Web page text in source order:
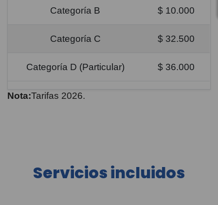
Categoría B $ 10.000
Categoría C $ 32.500
Categoría D (Particular) $ 36.000
Nota:Tarifas 2026.
Servicios incluidos